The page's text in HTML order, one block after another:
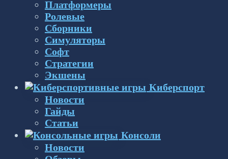
Платформеры
Ролевые
Сборники
Симуляторы
Софт
Стратегии
Экшены
Киберспорт
Новости
Гайды
Статьи
Консоли
Новости